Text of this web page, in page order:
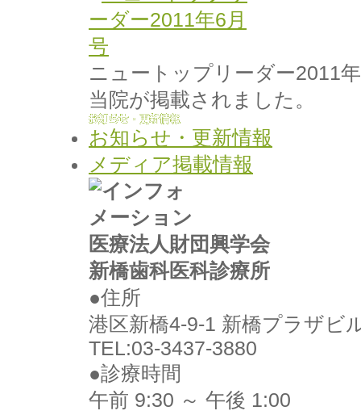
ニュートップリーダー2011
当院が掲載されました。
お知らせ・更新情報
メディア掲載情報
医療法人財団興学会
新橋歯科医科診療所
●住所
港区新橋4-9-1 新橋プラザビ
TEL:03-3437-3880
●診療時間
午前 9:30 ～ 午後 1:00